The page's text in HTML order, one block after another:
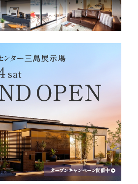
来店・見学予約
SITE オーナーズサイト
わり